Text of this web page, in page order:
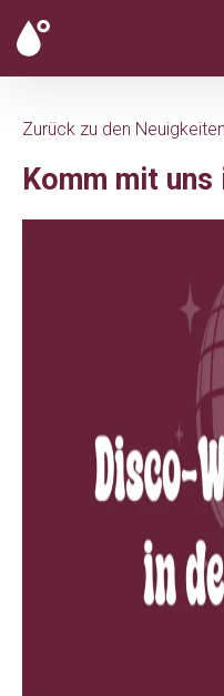
Zurück zu den Neuigkeiten
Komm mit